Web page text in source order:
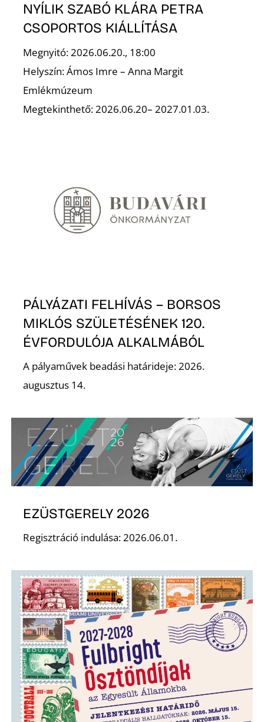
NYÍLIK SZABÓ KLÁRA PETRA
CSOPORTOS KIÁLLÍTÁSA
Megnyitó: 2026.06.20., 18:00
Helyszín: Ámos Imre – Anna Margit
Emlékmúzeum
Megtekinthető: 2026.06.20– 2027.01.03.
PÁLYÁZATI FELHÍVÁS – BORSOS
MIKLÓS SZÜLETÉSÉNEK 120.
ÉVFORDULÓJA ALKALMÁBÓL
A pályaművek beadási határideje: 2026.
augusztus 14.
EZÜSTGERELY 2026
Regisztráció indulása: 2026.06.01.